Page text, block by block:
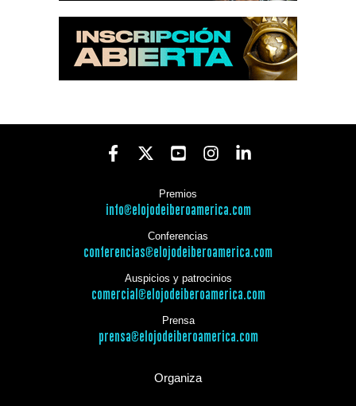
Premios
info@elojodeiberoamerica.com
Conferencias
conferencias@elojodeiberoamerica.com
Auspicios y patrocinios
comercial@elojodeiberoamerica.com
Prensa
prensa@elojodeiberoamerica.com
Organiza